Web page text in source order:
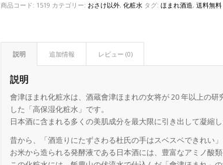
商品コード: 1519 カテゴリー: おさけ以外,化粧水 タグ:ほまれ酒造,送料無料
説明 追加情報 レビュー (0)
説明
會津ほまれ化粧水は、酒蔵會津ほまれの女将が 20 年以上の
した「高保湿化粧水」です。
日本酒に含まれる多くの美肌成分を最大限に引き出して凝縮し
昔から、「酒造りにたずさわる杜氏の手はスベスベできれい
お米から造られる発酵液である日本酒には、豊富なアミノ酸